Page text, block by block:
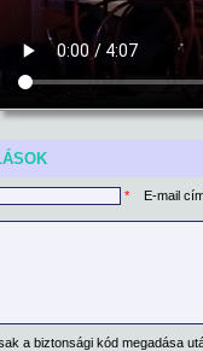
* E-mail
a biztonsági kód megadása